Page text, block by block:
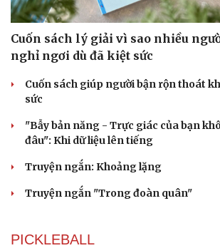
Cuốn sách lý giải vì sao nhiều
nghỉ ngơi dù đã kiệt sức
Cuốn sách giúp người bận rộn thoát
sức
"Bẫy bản năng - Trực giác của bạn
đâu": Khi dữ liệu lên tiếng
Truyện ngắn: Khoảng lặng
Truyện ngắn "Trong đoàn quân"
PICKLEBALL